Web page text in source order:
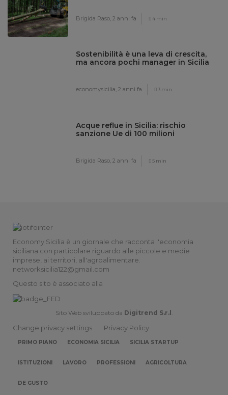
Brigida Raso,2 anni fa 4 min
Sostenibilità è una leva di crescita,
ma ancora pochi manager in Sicilia
economysicilia,2 anni fa 3 min
Acque reflue in Sicilia: rischio
sanzione Ue di 100 milioni
Brigida Raso,2 anni fa 5 min
Economy Sicilia è un giornale che racconta l'economia
siciliana con particolare riguardo alle piccole e medie
imprese, ai territori, all'agroalimentare.
networksicilia122@gmail.com
Questo sito è associato alla
Sito Web sviluppato da Digitrend S.r.l
Change privacy settings Privacy Policy
PRIMO PIANO ECONOMIA SICILIA SICILIA STARTUP
ISTITUZIONI LAVORO PROFESSIONI AGRICOLTURA
DE GUSTO